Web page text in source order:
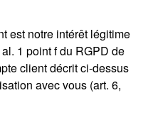
est notre intérêt légitime
1 point f du RGPD de
client décrit ci-dessus
avec vous (art. 6,